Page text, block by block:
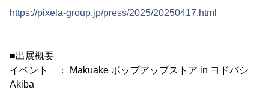
https://pixela-group.jp/press/2025/20250417.html
■出展概要
イベント ： Makuake ポップアップストア in ヨドバシ
Akiba